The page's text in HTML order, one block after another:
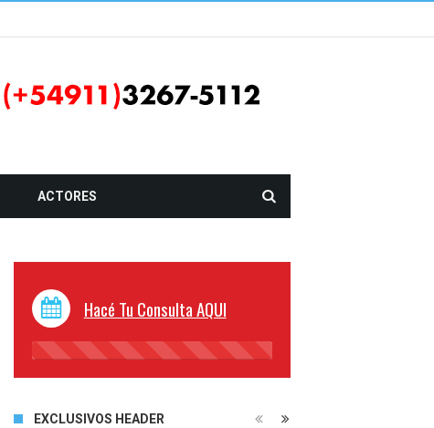
ACTORES
Hacé Tu Consulta AQUI
45%
EXCLUSIVOS HEADER